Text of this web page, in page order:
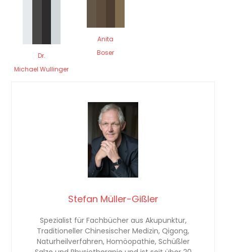
Dr.
Michael Wullinger
Anita
Boser
Stefan Müller-Gißler
Spezialist für Fachbücher aus Akupunktur,
Traditioneller Chinesischer Medizin, Qigong,
Naturheilverfahren, Homöopathie, Schüßler